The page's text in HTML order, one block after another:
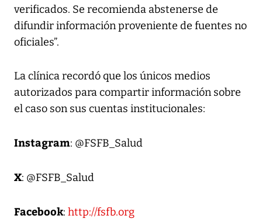
verificados. Se recomienda abstenerse de
difundir información proveniente de fuentes no
oficiales”.
La clínica recordó que los únicos medios
autorizados para compartir información sobre
el caso son sus cuentas institucionales:
Instagram: @FSFB_Salud
X: @FSFB_Salud
Facebook: http://fsfb.org